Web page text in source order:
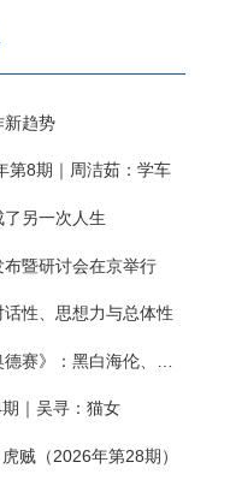
新趋势
第8期｜周洁茹：学车
另一次人生
布暨研讨会在京举行
性、思想力与总体性
、佩涅罗佩的别针与神秘入侵者
期｜吴寻：猫女
贼（2026年第28期）